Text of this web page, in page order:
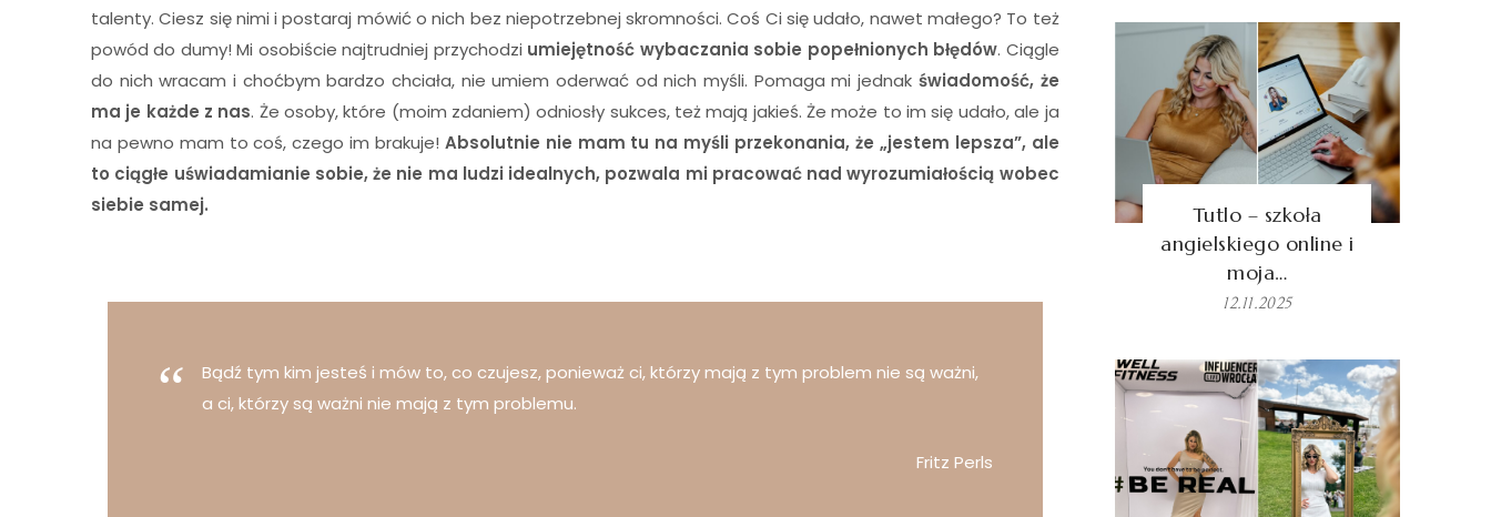
talenty. Ciesz się nimi i postaraj mówić o nich bez niepotrzebnej skromności. Coś Ci się udało, nawet małego? To też
powód do dumy! Mi osobiście najtrudniej przychodzi umiejętność wybaczania sobie popełnionych błędów. Ciągle
do nich wracam i choćbym bardzo chciała, nie umiem oderwać od nich myśli. Pomaga mi jednak świadomość, że
ma je każde z nas. Że osoby, które (moim zdaniem) odniosły sukces, też mają jakieś. Że może to im się udało, ale ja
na pewno mam to coś, czego im brakuje! Absolutnie nie mam tu na myśli przekonania, że „jestem lepsza”, ale
to ciągłe uświadamianie sobie, że nie ma ludzi idealnych, pozwala mi pracować nad wyrozumiałością wobec
siebie samej.
Bądź tym kim jesteś i mów to, co czujesz, ponieważ ci, którzy mają z tym problem nie są ważni,
a ci, którzy są ważni nie mają z tym problemu.
Fritz Perls
Tutlo – szkoła
angielskiego online i
moja…
12.11.2025